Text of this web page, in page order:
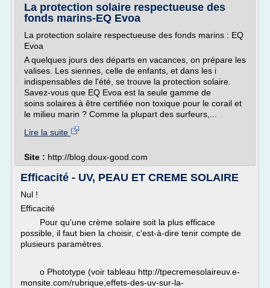
La protection solaire respectueuse des
fonds marins-EQ Evoa
La protection solaire respectueuse des fonds marins : EQ
Evoa
A quelques jours des départs en vacances, on prépare les
valises. Les siennes, celle de enfants, et dans les i
indispensables de l'été, se trouve la protection solaire.
Savez-vous que EQ Evoa est la seule gamme de
soins solaires à être certifiée non toxique pour le corail et
le milieu marin ? Comme la plupart des surfeurs,...
Lire la suite
Site : http://blog.doux-good.com
Efficacité - UV, PEAU ET CREME SOLAIRE
Nul !
Efficacité
Pour qu'une crème solaire soit la plus efficace
possible, il faut bien la choisir, c'est-à-dire tenir compte de
plusieurs paramètres.
o Phototype (voir tableau http://tpecremesolaireuv.e-
monsite.com/rubrique,effets-des-uv-sur-la-